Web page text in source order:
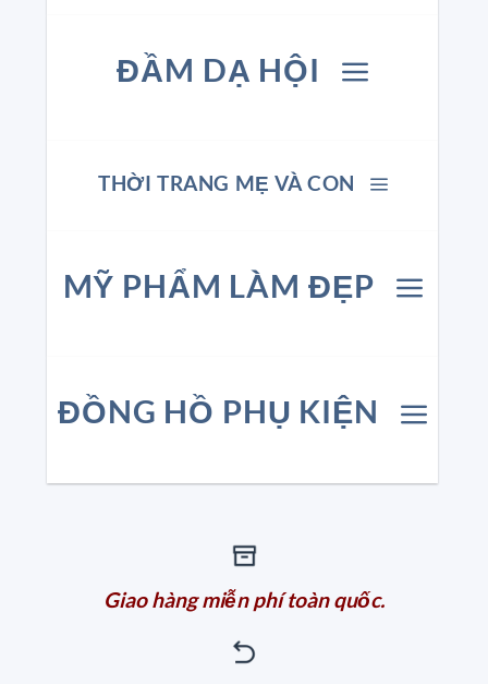
ĐẦM DẠ HỘI
THỜI TRANG MẸ VÀ CON
MỸ PHẨM LÀM ĐẸP
ĐỒNG HỒ PHỤ KIỆN
Giao hàng miễn phí toàn quốc.